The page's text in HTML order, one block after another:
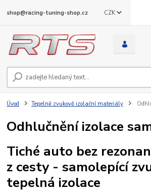
CZK
shop@racing-tuning-shop.cz
Úvod Tepelně zvukově izolační materiály
Odhlučnění izolace
Tiché auto bez
z cesty - samolepící
tepelná izolace